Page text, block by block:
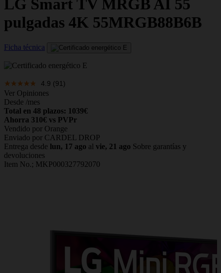
LG Smart TV MRGB AI 55
pulgadas 4K 55MRGB88B6B
Ficha técnica
4.9 (91)
Ver Opiniones
Desde /mes
Total en 48 plazos: 1039€
Ahorra 310€ vs PVPr
Vendido por Orange
Enviado por CARDEL DROP
Entrega desde lun, 17 ago al vie, 21 ago Sobre garantías y
devoluciones
Item No.; MKP000327792070